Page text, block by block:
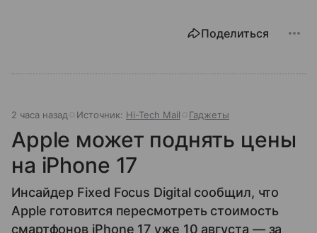
Поделиться
2 часа назад Источник: Hi-Tech Mail Гаджеты
Apple может поднять цены
на iPhone 17
Инсайдер Fixed Focus Digital сообщил, что
Apple готовится пересмотреть стоимость
смартфонов iPhone 17 уже 10 августа — за